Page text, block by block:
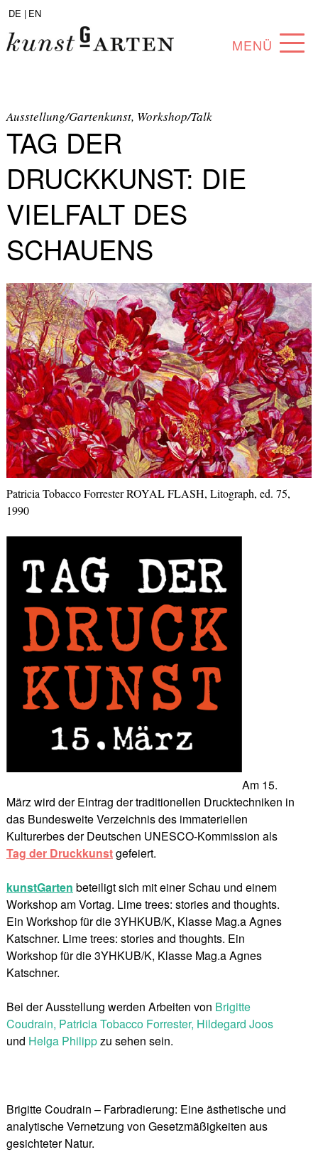
DE | EN
MENÜ
ABOUT
SAMMLUNG
KÜNSTLER*INNEN
PARTNER*INNEN
ANGEBOTE
Ausstellung/Gartenkunst, Workshop/Talk
TAG DER
DRUCKKUNST: DIE
VIELFALT DES
SCHAUENS
Patricia Tobacco Forrester ROYAL FLASH, Litograph, ed. 75,
1990
Am 15.
März wird der Eintrag der traditionellen Drucktechniken in
das Bundesweite Verzeichnis des immateriellen
Kulturerbes der Deutschen UNESCO-Kommission als
Tag der Druckkunstgefeiert.
kunstGarten beteiligt sich mit einer Schau und einem
Workshop am Vortag. Lime trees: stories and thoughts.
Ein Workshop für die 3YHKUB/K, Klasse Mag.a Agnes
Katschner. Lime trees: stories and thoughts. Ein
Workshop für die 3YHKUB/K, Klasse Mag.a Agnes
Katschner.
Bei der Ausstellung werden Arbeiten von Brigitte
Coudrain, Patricia Tobacco Forrester, Hildegard Joos
und Helga Philippzu sehen sein.
Brigitte Coudrain – Farbradierung: Eine ästhetische und
analytische Vernetzung von Gesetzmäßigkeiten aus
gesichteter Natur.